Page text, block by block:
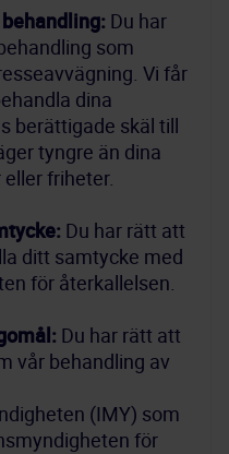
Du har
som
Vi får
dina
berättigade skäl till
tyngre än dina
Du har rätt att
ditt samtycke med
Du har rätt att
vår behandling av
(IMY) som
för